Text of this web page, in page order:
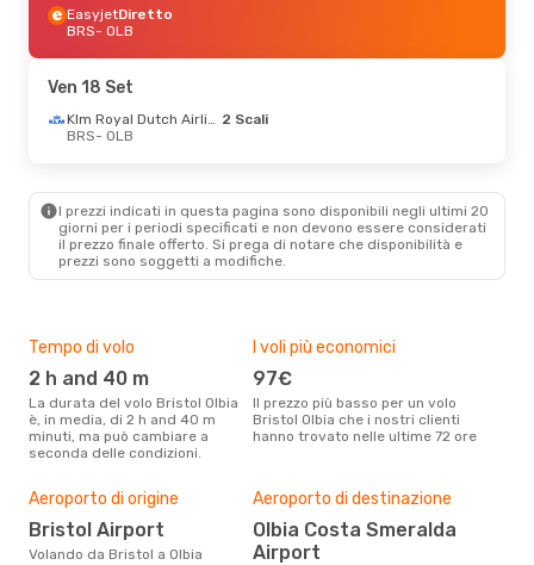
EasyjetDiretto
BRS- OLB
OLB- BRS
Ven 2 Ott- Mar 6 Ott
1 Scalo
OLB- BRS
BRS- OLB
1 Scalo
OLB- BRS
EasyjetDiretto
BRS- OLB
Ven 18 Set
Klm Royal Dutch Airlines 2 Scali
BRS- OLB
I prezzi indicati in questa pagina sono disponibili negli ultimi 20
giorni per i periodi specificati e non devono essere considerati
il ​​prezzo finale offerto. Si prega di notare che disponibilità e
prezzi sono soggetti a modifiche.
Tempo di volo
2 h and 40 m
La durata del volo Bristol Olbia
è, in media, di 2 h and 40 m
minuti, ma può cambiare a
seconda delle condizioni.
I voli più economici
97€
Il prezzo più basso per un volo
Bristol Olbia che i nostri clienti
hanno trovato nelle ultime 72 ore
Aeroporto di origine
Bristol Airport
Volando da Bristol a Olbia
Aeroporto di destinazione
Olbia Costa Smeralda
Airport